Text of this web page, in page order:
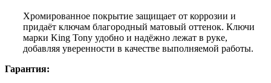
Хромированное покрытие защищает от коррозии и
придаёт ключам благородный матовый оттенок. Ключи
марки King Tony удобно и надёжно лежат в руке,
добавляя уверенности в качестве выполняемой работы.
Гарантия: